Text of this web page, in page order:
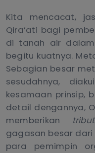
Kita mencacat,
Qira’ati bagi
di tanah air
begitu kuatnya.
Sebagian besar
sesudahnya,
kesamaan prinsip,
detail dengannya,
memberikan
gagasan besar dari
para pemimpin